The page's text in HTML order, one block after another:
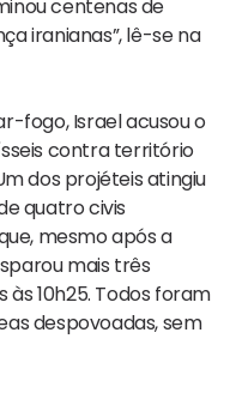
centenas de
iranianas”, lê-se na
fogo, Israel acusou o
contra território
dos projéteis atingiu
quatro civis
mesmo após a
mais três
às 10h25. Todos foram
despovoadas, sem